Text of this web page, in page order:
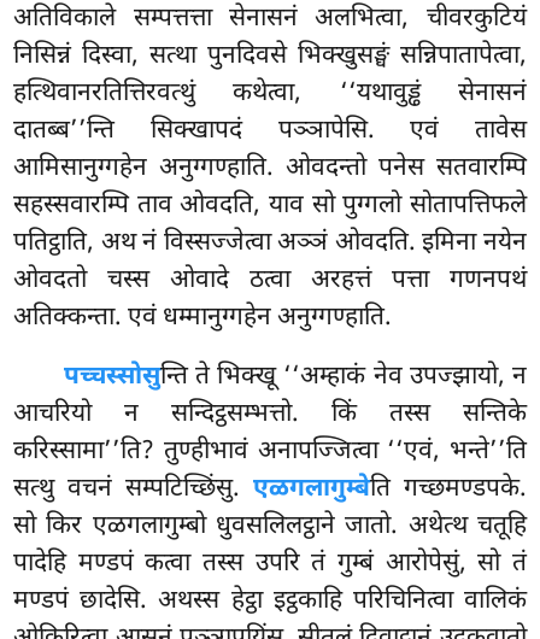
अतिविकाले सम्पत्तत्ता सेनासनं अलभित्वा, चीवरकुटियं
निसिन्नं दिस्वा, सत्था पुनदिवसे भिक्खुसङ्घं सन्निपातापेत्वा,
हत्थिवानरतित्तिरवत्थुं कथेत्वा, ‘‘यथावुड्ढं सेनासनं
दातब्ब’’न्ति सिक्खापदं पञ्ञापेसि. एवं तावेस
आमिसानुग्गहेन अनुग्गण्हाति. ओवदन्तो पनेस सतवारम्पि
सहस्सवारम्पि ताव ओवदति, याव सो पुग्गलो सोतापत्तिफले
पतिट्ठाति, अथ नं विस्सज्जेत्वा अञ्ञं ओवदति. इमिना नयेन
ओवदतो चस्स ओवादे ठत्वा अरहत्तं पत्ता गणनपथं
अतिक्कन्ता. एवं धम्मानुग्गहेन अनुग्गण्हाति.
पच्चस्सोसुन्ति ते भिक्खू ‘‘अम्हाकं नेव उपज्झायो, न
आचरियो न सन्दिट्ठसम्भत्तो. किं तस्स सन्तिके
करिस्सामा’’ति? तुण्हीभावं अनापज्जित्वा ‘‘एवं, भन्ते’’ति
सत्थु वचनं सम्पटिच्छिंसु. एळगलागुम्बेति गच्छमण्डपके.
सो किर एळगलागुम्बो धुवसलिलट्ठाने जातो. अथेत्थ चतूहि
पादेहि मण्डपं कत्वा तस्स उपरि तं गुम्बं आरोपेसुं, सो तं
मण्डपं छादेसि. अथस्स हेट्ठा इट्ठकाहि परिचिनित्वा वालिकं